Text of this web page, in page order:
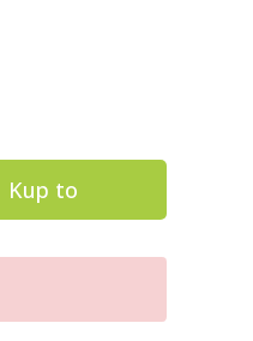
Kup to